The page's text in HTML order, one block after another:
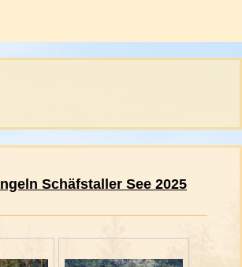
Schäfstaller See 2025